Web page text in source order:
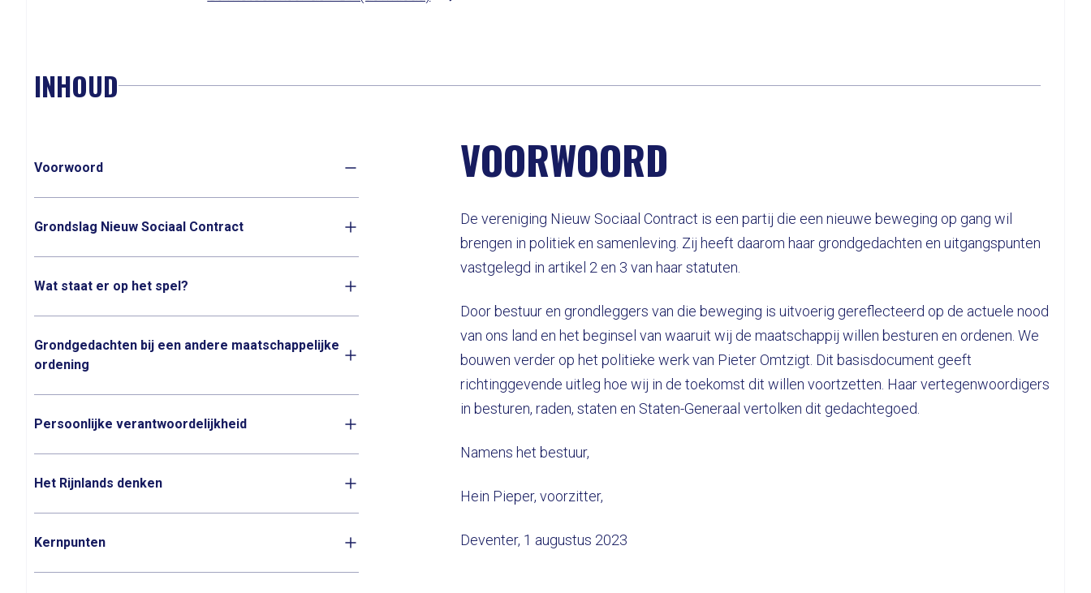
INHOUD
Voorwoord
Grondslag Nieuw Sociaal Contract
Wat staat er op het spel?
Grondgedachten bij een andere maatschappelijke
ordening
Persoonlijke verantwoordelijkheid
Het Rijnlands denken
Kernpunten
VOORWOORD
De vereniging Nieuw Sociaal Contract is een partij die een nieuwe beweging op gang wil
brengen in politiek en samenleving. Zij heeft daarom haar grondgedachten en uitgangspunten
vastgelegd in artikel 2 en 3 van haar statuten.
Door bestuur en grondleggers van die beweging is uitvoerig gereflecteerd op de actuele nood
van ons land en het beginsel van waaruit wij de maatschappij willen besturen en ordenen. We
bouwen verder op het politieke werk van Pieter Omtzigt. Dit basisdocument geeft
richtinggevende uitleg hoe wij in de toekomst dit willen voortzetten. Haar vertegenwoordigers
in besturen, raden, staten en Staten-Generaal vertolken dit gedachtegoed.
Namens het bestuur,
Hein Pieper, voorzitter,
Deventer, 1 augustus 2023